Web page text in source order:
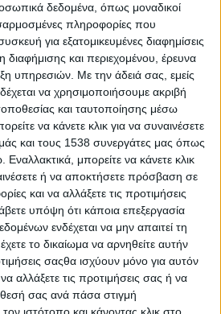
δεδομένα, όπως μοναδικοί
πληροφορίες που
για εξατομικευμένες διαφημίσεις
διαφήμισης και περιεχομένου, έρευνα
υπηρεσιών. Με την άδειά σας, εμείς
να χρησιμοποιήσουμε ακριβή
και ταυτοποίησης μέσω
να κάνετε κλικ για να συναινέσετε
και τους 1538 συνεργάτες μας όπως
μπορείτε να κάνετε κλικ
ή να αποκτήσετε πρόσβαση σε
και να αλλάξετε τις προτιμήσεις
υπόψη ότι κάποια επεξεργασία
ενδέχεται να μην απαιτεί τη
το δικαίωμα να αρνηθείτε αυτήν
σαςθα ισχύουν μόνο για αυτόν
αλλάξετε τις προτιμήσεις σας ή να
σας ανά πάσα στιγμή
Thessaloniki
2019
Athens #JobFestival
Thessaloniki
2018
Athens #JobFestival
Thessaloniki
2017
Athens #JobFestival
Athens #JobFestival